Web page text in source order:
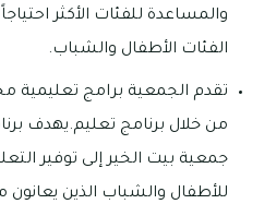
والمساعدة للفئات الأكثر
الفئات الأطفال والشباب.
تقدم الجمعية برامج تعليمية
من خلال برنامج تعليم.يهدف
جمعية بيت الخير إلى توفير
للأطفال والشباب الذين